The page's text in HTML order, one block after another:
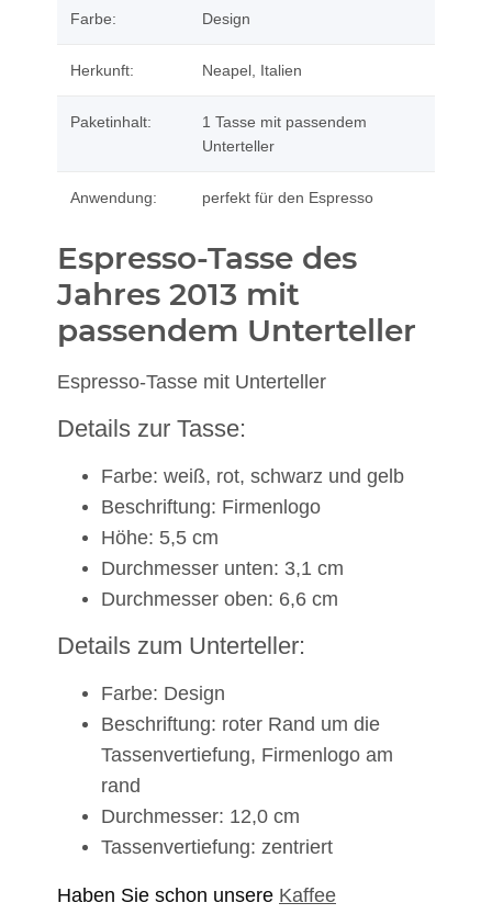
Farbe: Design
Herkunft: Neapel, Italien
Paketinhalt:
1 Tasse mit passendem
Unterteller
Anwendung: perfekt für den Espresso
Espresso-Tasse des
Jahres 2013 mit
passendem Unterteller
Espresso-Tasse mit Unterteller
Details zur Tasse:
Farbe: weiß, rot, schwarz und gelb
Beschriftung: Firmenlogo
Höhe: 5,5 cm
Durchmesser unten: 3,1 cm
Durchmesser oben: 6,6 cm
Details zum Unterteller:
Farbe: Design
Beschriftung: roter Rand um die
Tassenvertiefung, Firmenlogo am
rand
Durchmesser: 12,0 cm
Tassenvertiefung: zentriert
Haben Sie schon unsere Kaffee